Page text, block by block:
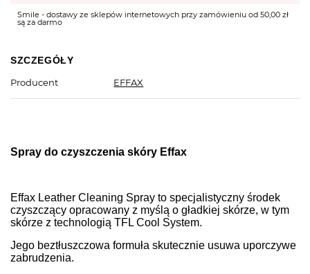
Smile - dostawy ze sklepów internetowych przy zamówieniu od 50,00 zł
są za darmo
SZCZEGÓŁY
Producent
EFFAX
Spray do czyszczenia skóry Effax
Effax Leather Cleaning Spray to specjalistyczny środek
czyszczący opracowany z myślą o gładkiej skórze, w tym
skórze z technologią TFL Cool System.
Jego beztłuszczowa formuła skutecznie usuwa uporczywe
zabrudzenia.